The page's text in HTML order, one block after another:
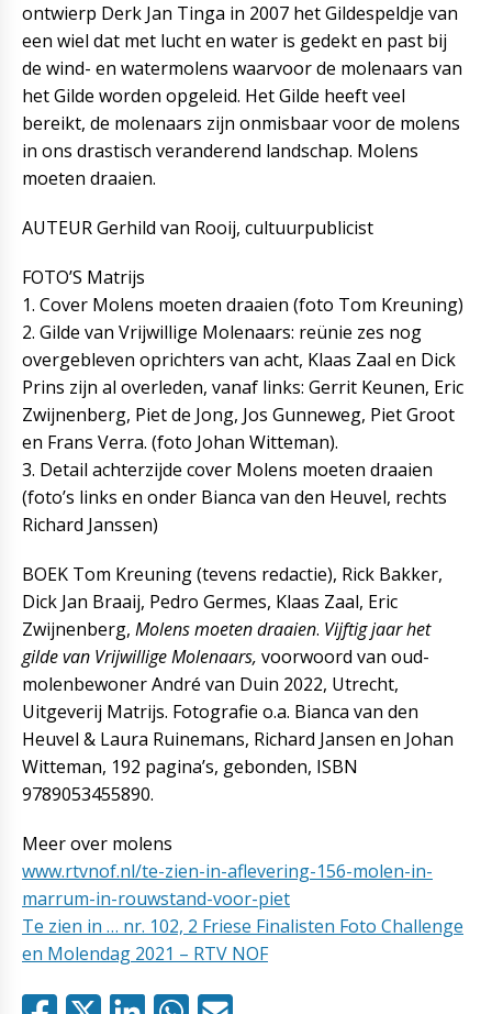
ontwierp Derk Jan Tinga in 2007 het Gildespeldje van
een wiel dat met lucht en water is gedekt en past bij
de wind- en watermolens waarvoor de molenaars van
het Gilde worden opgeleid. Het Gilde heeft veel
bereikt, de molenaars zijn onmisbaar voor de molens
in ons drastisch veranderend landschap. Molens
moeten draaien.
AUTEUR Gerhild van Rooij, cultuurpublicist
FOTO’S Matrijs
1. Cover Molens moeten draaien (foto Tom Kreuning)
2. Gilde van Vrijwillige Molenaars: reünie zes nog
overgebleven oprichters van acht, Klaas Zaal en Dick
Prins zijn al overleden, vanaf links: Gerrit Keunen, Eric
Zwijnenberg, Piet de Jong, Jos Gunneweg, Piet Groot
en Frans Verra. (foto Johan Witteman).
3. Detail achterzijde cover Molens moeten draaien
(foto’s links en onder Bianca van den Heuvel, rechts
Richard Janssen)
BOEK Tom Kreuning (tevens redactie), Rick Bakker,
Dick Jan Braaij, Pedro Germes, Klaas Zaal, Eric
Zwijnenberg, Molens moeten draaien. Vijftig jaar het
gilde van Vrijwillige Molenaars, voorwoord van oud-
molenbewoner André van Duin 2022, Utrecht,
Uitgeverij Matrijs. Fotografie o.a. Bianca van den
Heuvel & Laura Ruinemans, Richard Jansen en Johan
Witteman, 192 pagina’s, gebonden, ISBN
9789053455890.
Meer over molens
www.rtvnof.nl/te-zien-in-aflevering-156-molen-in-
marrum-in-rouwstand-voor-piet
Te zien in … nr. 102, 2 Friese Finalisten Foto Challenge
en Molendag 2021 – RTV NOF